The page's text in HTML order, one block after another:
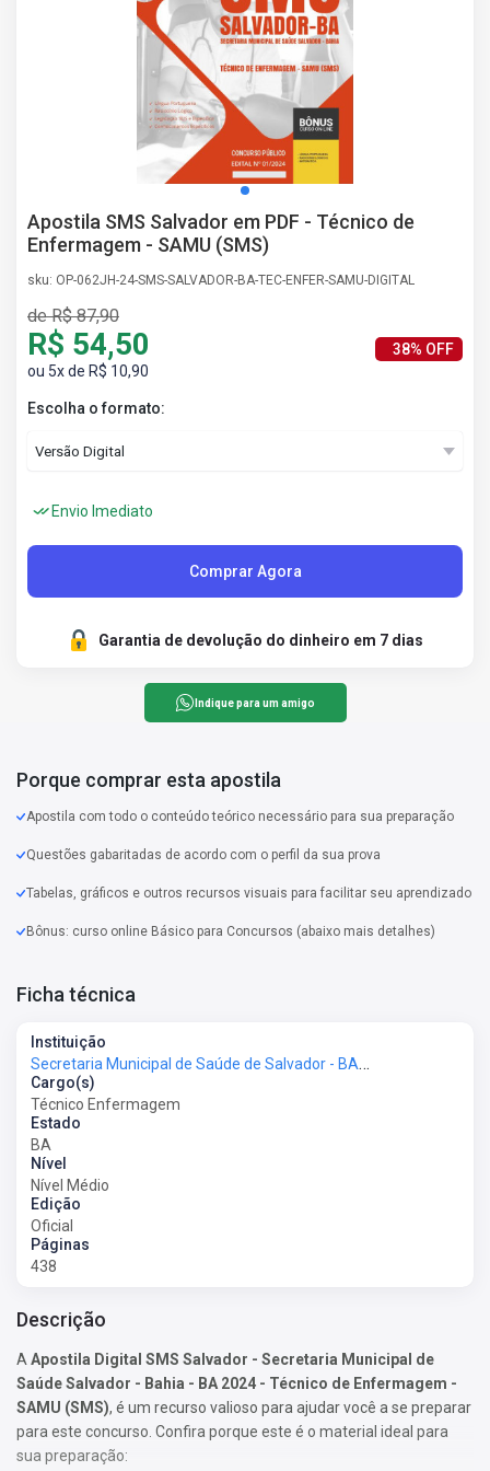
Apostila SMS Salvador em PDF - Técnico de
Enfermagem - SAMU (SMS)
sku: OP-062JH-24-SMS-SALVADOR-BA-TEC-ENFER-SAMU-DIGITAL
de R$ 87,90
R$ 54,50
ou 5x de R$ 10,90
38% OFF
Escolha o formato:
Envio Imediato
Comprar Agora
Garantia de devolução do dinheiro em 7 dias
Indique para um amigo
Porque comprar esta apostila
Apostila com todo o conteúdo teórico necessário para sua preparação
Questões gabaritadas de acordo com o perfil da sua prova
Tabelas, gráficos e outros recursos visuais para facilitar seu aprendizado
Bônus: curso online Básico para Concursos (abaixo mais detalhes)
Ficha técnica
Instituição
Secretaria Municipal de Saúde de Salvador - BA - SMS-Salvador-BA
Cargo(s)
Técnico Enfermagem
Estado
BA
Nível
Nível Médio
Edição
Oficial
Páginas
438
Descrição
A Apostila Digital SMS Salvador - Secretaria Municipal de
Saúde Salvador - Bahia - BA 2024 - Técnico de Enfermagem -
SAMU (SMS), é um recurso valioso para ajudar você a se preparar
para este concurso. Confira porque este é o material ideal para
sua preparação: